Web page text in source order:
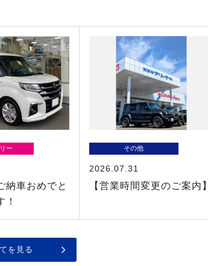
ー
納車おめでと
！
その他
2026.07.31
【営業時間変更のご案内】
を見る